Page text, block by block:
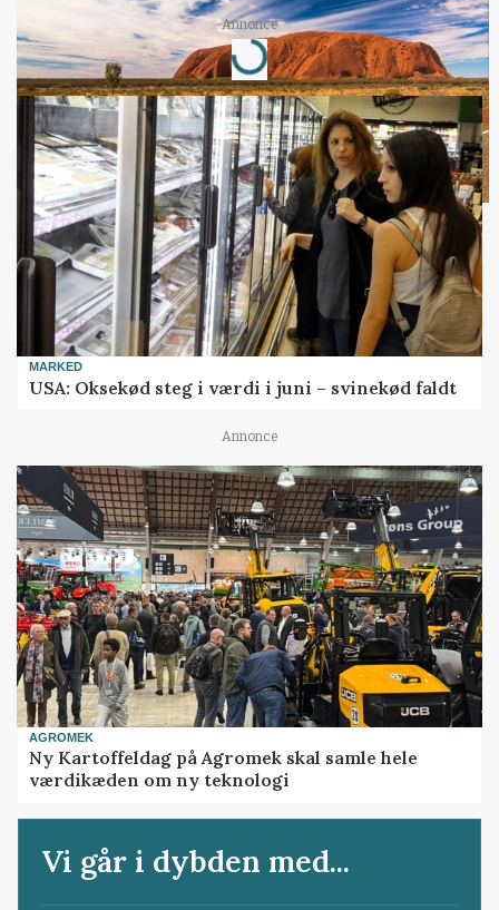
Annonce
Loading...
MARKED
USA: Oksekød steg i værdi i juni – svinekød faldt
Annonce
AGROMEK
Ny Kartoffeldag på Agromek skal samle hele
værdikæden om ny teknologi
Vi går i dybden med...